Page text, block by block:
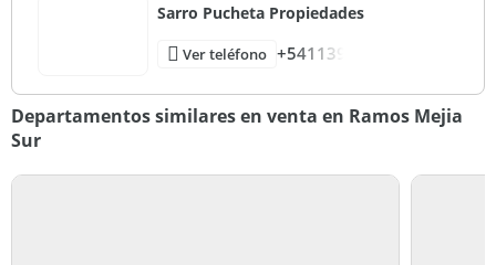
Sarro Pucheta Propiedades
Ver teléfono +541139
Departamentos similares en venta en Ramos Mejia
Sur